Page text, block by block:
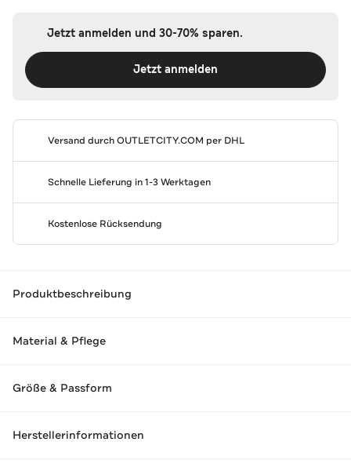
Jetzt anmelden und 30-70% sparen.
Jetzt anmelden
Versand durchOUTLETCITY.COM per DHL
Schnelle Lieferung in 1-3 Werktagen
Kostenlose Rücksendung
Produktbeschreibung
Material & Pflege
Größe & Passform
Herstellerinformationen